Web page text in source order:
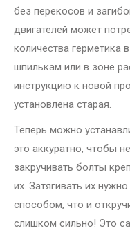
без перекосов и
двигателей может
количества герметика
шпилькам или в зоне
инструкцию к новой
установлена старая.
Теперь можно
это аккуратно, чтобы
закручивать болты
их. Затягивать их
способом, что и
слишком сильно! Это